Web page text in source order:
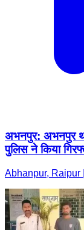
अभनपुर: अभनपुर
पुलिस ने किया
Abhanpur, Raipur